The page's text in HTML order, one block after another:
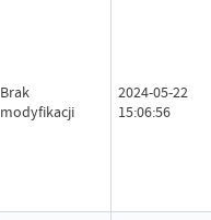
Brak
modyfikacji
2024-05-22
15:06:56